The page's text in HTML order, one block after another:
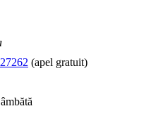
(apel gratuit)